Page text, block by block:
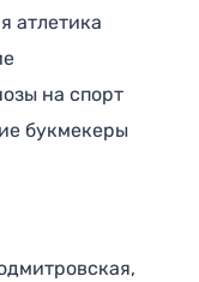
атлетика
на спорт
букмекеры